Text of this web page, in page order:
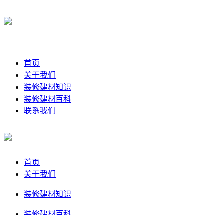
首页
关于我们
装修建材知识
装修建材百科
联系我们
首页
关于我们
装修建材知识